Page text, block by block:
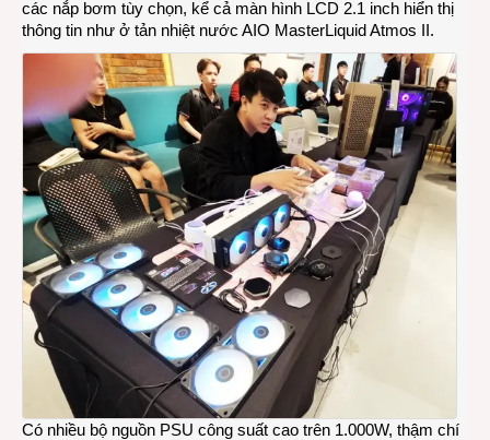
các nắp bơm tùy chọn, kể cả màn hình LCD 2.1 inch hiển thị
thông tin như ở tản nhiệt nước AIO MasterLiquid Atmos II.
Có nhiều bộ nguồn PSU công suất cao trên 1.000W, thậm chí